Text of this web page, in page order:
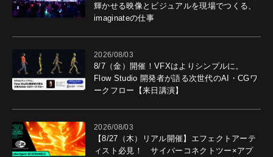
輝かせる映像とビジュアルを現場でつくる、
imaginateの仕事
2026/08/03
8/7（金）開催！VFXはよりシンプルに。
Flow Studio 開発者が語る次世代のAI・CGワ
ークフロー【来日講演】
2026/08/03
【8/27（木）リアル開催】エフェクトアーテ
ィスト必見！ サイバーコネクトツー×アプ